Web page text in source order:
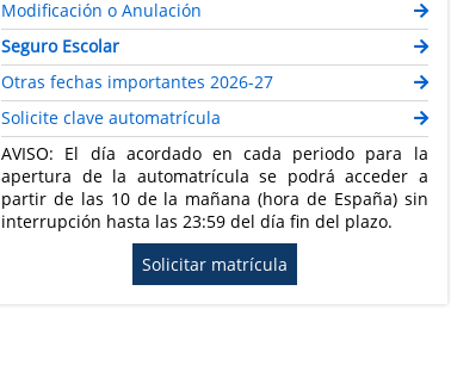
Modificación o Anulación
Seguro Escolar
Otras fechas importantes 2026-27
Solicite clave automatrícula
AVISO: El día acordado en cada periodo para la
apertura de la automatrícula se podrá acceder a
partir de las 10 de la mañana (hora de España) sin
interrupción hasta las 23:59 del día fin del plazo.
Solicitar matrícula